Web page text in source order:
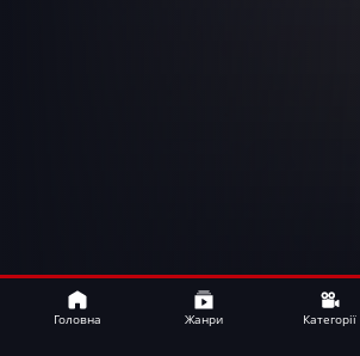
Bamboo
UA
Головна Жанри Категорії